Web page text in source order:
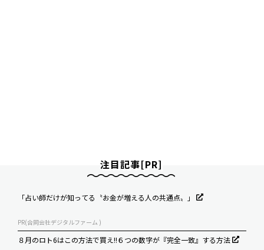
注目記事[PR]
「占い師だけが知ってる〝お金が増える人の共通点〟」
PR(合同会社デジタルファーム )
８月のロト6はこの方法で買え!!６つの数字が『完全一致』する方法